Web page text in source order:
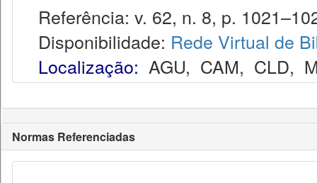
Referência: v. 62, n. 8, p.
Disponibilidade: Rede Virtual de
Localização: AGU, CAM, CLD,
Normas Referenciadas